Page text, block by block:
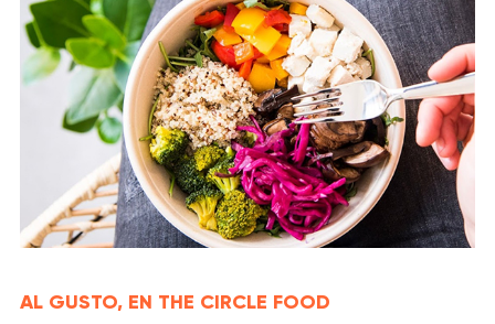
AL GUSTO, EN THE CIRCLE FOOD